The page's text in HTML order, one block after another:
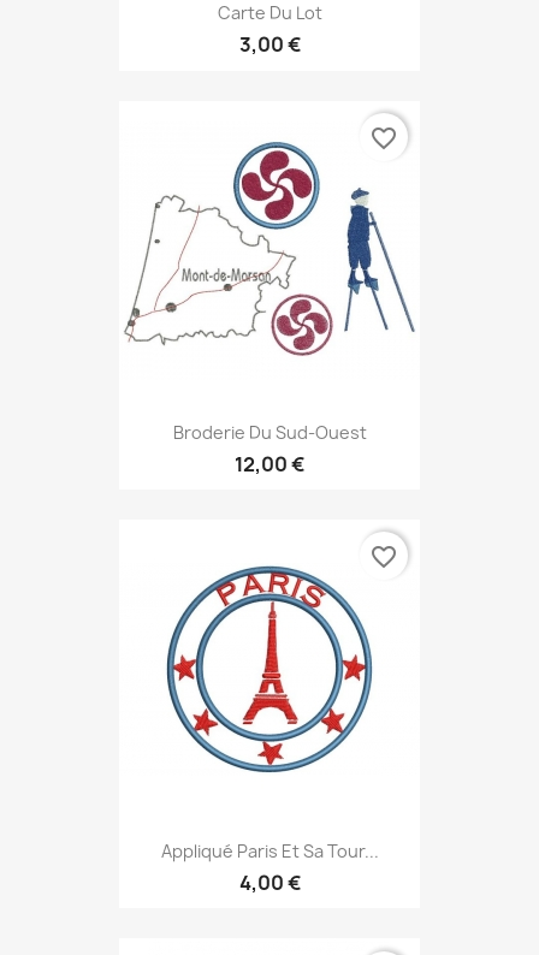
Carte Du Lot
3,00 €
Broderie Du Sud-Ouest
12,00 €
favorite_border
Appliqué Paris Et Sa Tour...
4,00 €
favorite_border